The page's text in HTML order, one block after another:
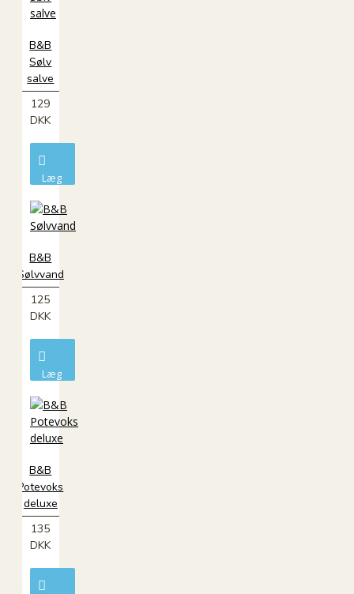
B&B
Sølv
salve
129
DKK
Læg
kurv
B&B
Sølvvand
125
DKK
Læg
kurv
B&B
Potevoks
deluxe
135
DKK